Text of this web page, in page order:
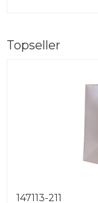
Topseller
147113-211